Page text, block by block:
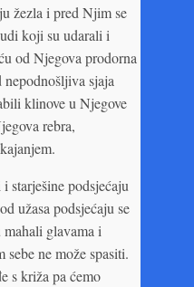
žezla i pred Njim se
koji su udarali i
od Njegova prodorna
sjaja
klinove u Njegove
rebra,
starješine podsjećaju
užasa podsjećaju se
glavama i
sebe ne može spasiti.
s križa pa ćemo